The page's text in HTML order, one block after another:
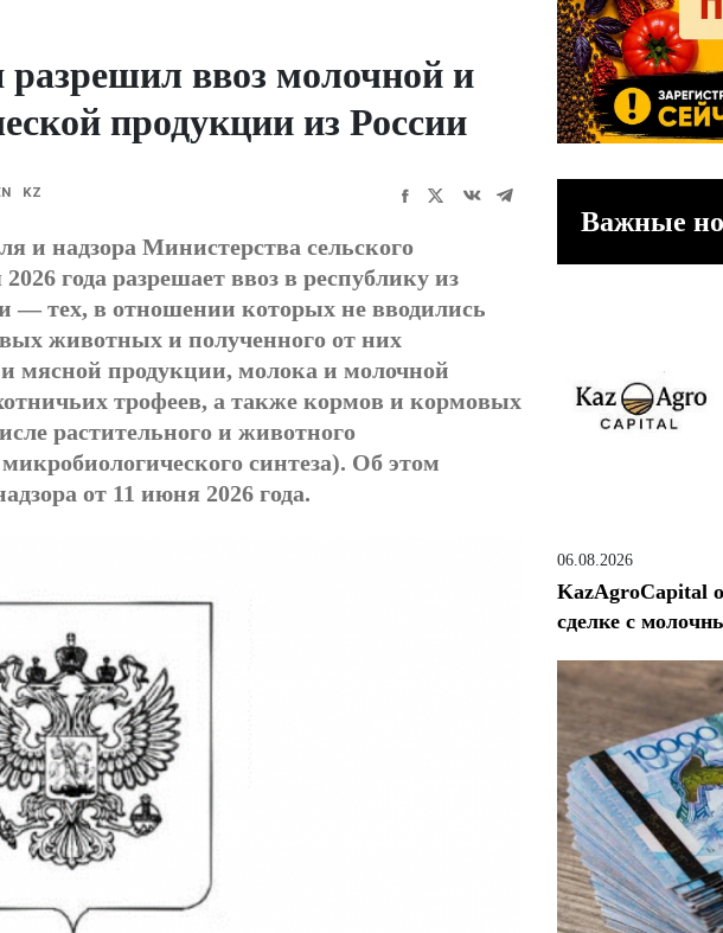
разрешил ввоз молочной и
продукции из России
KZ
и надзора Министерства сельского
года разрешает ввоз в республику из
— тех, в отношении которых не вводились
животных и полученного от них
и мясной продукции, молока и молочной
трофеев, а также кормов и кормовых
растительного и животного
синтеза). Об этом
от 11 июня 2026 года.
Важные
06.08.2026
KazAgroCapital
сделке с